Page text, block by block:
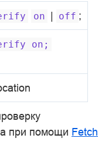
on | off ;
on;
при помощи Fetch